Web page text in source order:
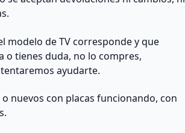
modelo de TV corresponde y que
o tienes duda, no lo compres,
ayudarte.
nuevos con placas funcionando, con